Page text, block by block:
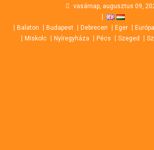
content
vasárnap, augusztus 09,
Balaton Budapest Debrecen Eger Európa
Miskolc
Nyíregyháza Pécs Szeged